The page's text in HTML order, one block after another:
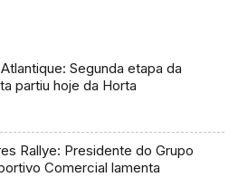
Segunda etapa da
partiu hoje da Horta
Rallye: Presidente do Grupo
Comercial lamenta